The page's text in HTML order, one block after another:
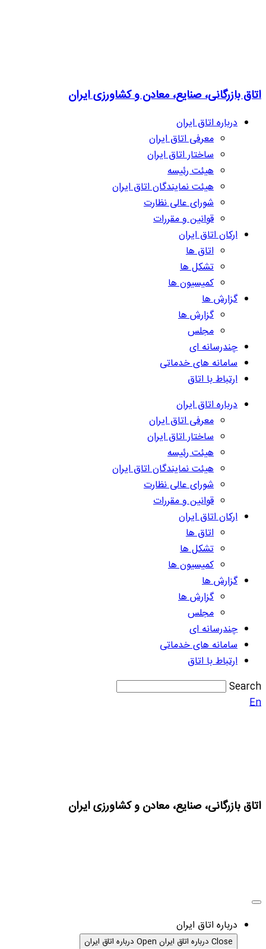
اتاق بازرگانی، صنایع، معادن و کشاورزی ایران
درباره اتاق ایران
معرفی اتاق ایران
ساختار اتاق ایران
هیئت رئیسه
هیئت نمایندگان اتاق ایران
شورای عالی نظارت
قوانین و مقررات
ارکان اتاق ایران
اتاق ها
تشکل ها
کمیسیون ها
گزارش ها
گزارش ها
مجلس
چندرسانه ای
سامانه های خدماتی
ارتباط با اتاق
درباره اتاق ایران
معرفی اتاق ایران
ساختار اتاق ایران
هیئت رئیسه
هیئت نمایندگان اتاق ایران
شورای عالی نظارت
قوانین و مقررات
ارکان اتاق ایران
اتاق ها
تشکل ها
کمیسیون ها
گزارش ها
گزارش ها
مجلس
چندرسانه ای
سامانه های خدماتی
ارتباط با اتاق
Search
En
اتاق بازرگانی، صنایع، معادن و کشاورزی ایران
درباره اتاق ایران
Close درباره اتاق ایران Open درباره اتاق ایران